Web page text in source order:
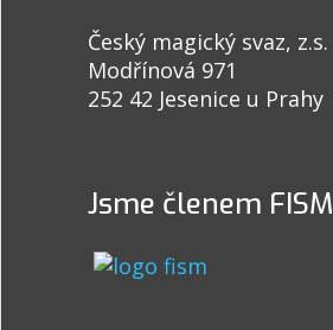
Český magický svaz, z.s.
Modřínová 971
252 42 Jesenice u Prahy
Jsme členem FISM